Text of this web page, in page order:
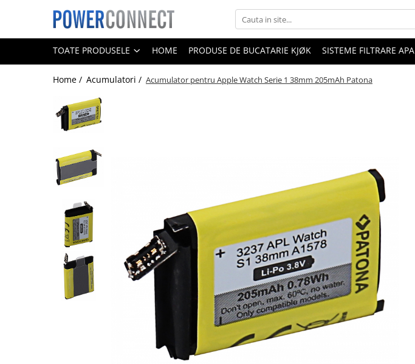
Toate Produsele
Sisteme filtrare apa
Sisteme filtrare apa
Acumulatori
Camere video
Telefoane mobile
Boxe portabile
TOATE PRODUSELE HOME PRODUSE DE BUCATARIE KJØK SISTEME FILTRARE APA
Home / Acumulatori / Acumulator pentru Apple Watch Serie 1 38mm 205mAh Patona